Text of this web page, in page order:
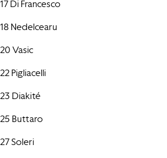
17 Di Francesco
18 Nedelcearu
20 Vasic
22 Pigliacelli
23 Diakité
25 Buttaro
27 Soleri